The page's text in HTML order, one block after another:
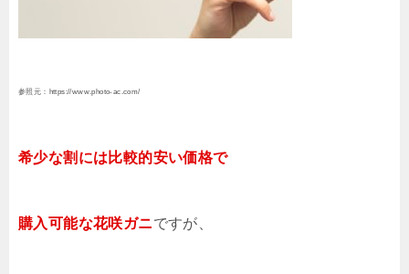
参照元：https://www.photo-ac.com/
希少な割には比較的安い価格で
購入可能な花咲ガニですが、